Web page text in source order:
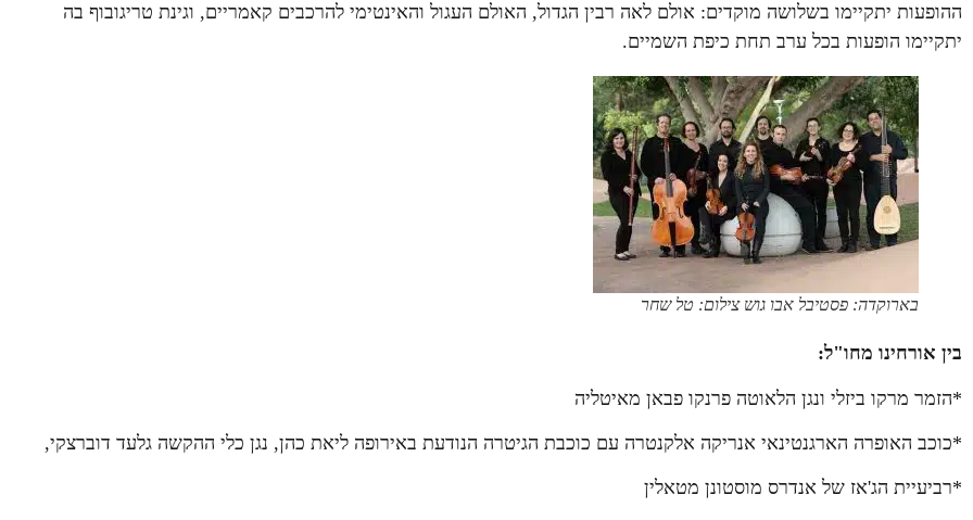
ההופעות יתקיימו בשלושה מוקדים: אולם לאה רבין הגדול, האולם העגול והאינטימי להרכבים קאמריים, וגינת טריגובוף בה
יתקיימו הופעות בכל ערב תחת כיפת השמיים.
בארוקדה: פסטיבל אבו גוש צילום: טל שחר
בין אורחינו מחו"ל:
*הזמר מרקו ביזלי ונגן הלאוטה פרנקו פבאן מאיטליה
*כוכב האופרה הארגנטינאי אנריקה אלקנטרה עם כוכבת הגיטרה הנודעת באירופה ליאת כהן, נגן כלי ההקשה גלעד דוברצקי,
*רביעיית הג'אז של אנדרס מוסטונן מטאלין